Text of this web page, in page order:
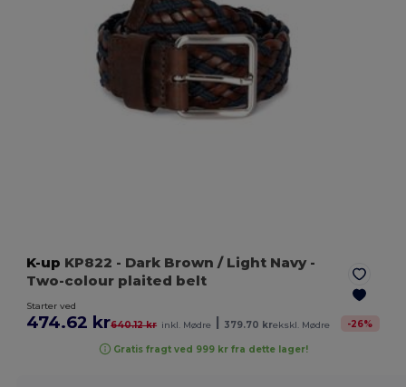
K-up KP822 - Dark Brown / Light Navy-
Two-colour plaited belt
Starter ved
474.62 kr640.12 kr inkl. Mødre 379.70 krekskl. Mødre -26%
Gratis fragt ved 999 kr fra dette lager!